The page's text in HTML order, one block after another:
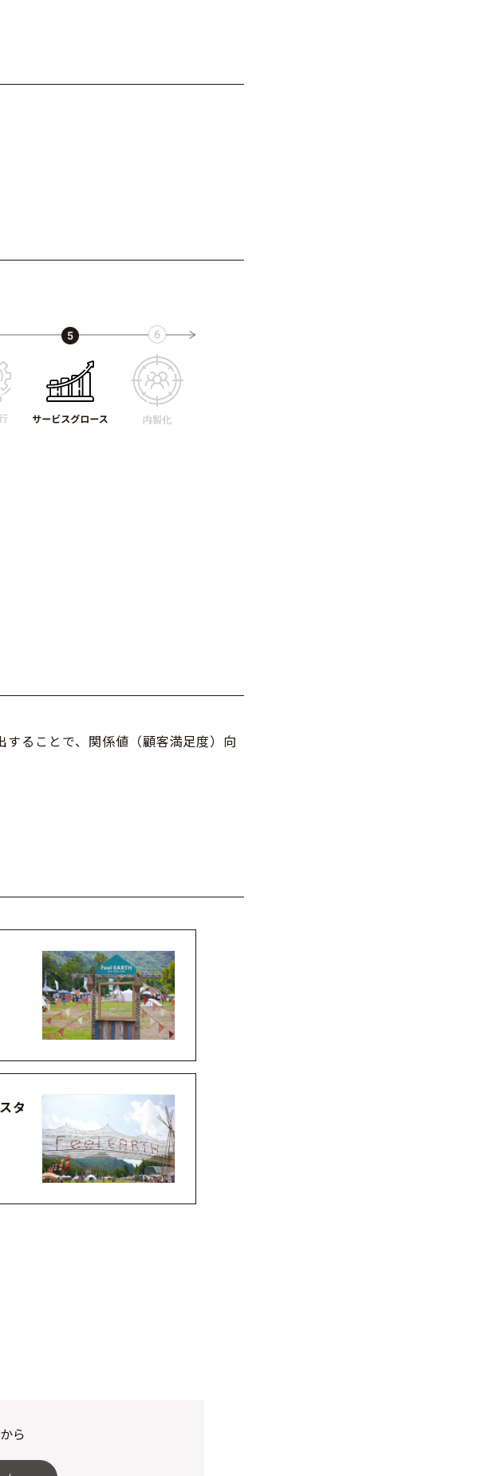
ることで、関係値（顧客満足度）向
タ
ら